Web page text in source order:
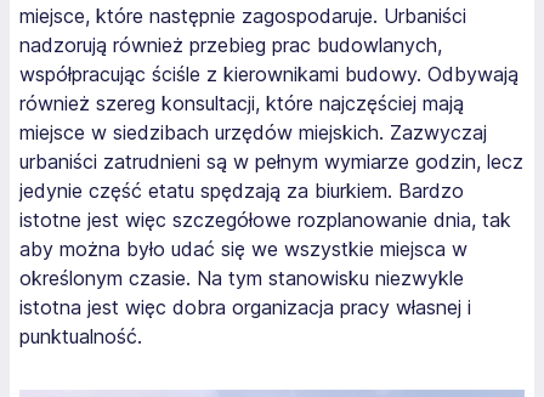
miejsce, które następnie zagospodaruje. Urbaniści
nadzorują również przebieg prac budowlanych,
współpracując ściśle z kierownikami budowy. Odbywają
również szereg konsultacji, które najczęściej mają
miejsce w siedzibach urzędów miejskich. Zazwyczaj
urbaniści zatrudnieni są w pełnym wymiarze godzin, lecz
jedynie część etatu spędzają za biurkiem. Bardzo
istotne jest więc szczegółowe rozplanowanie dnia, tak
aby można było udać się we wszystkie miejsca w
określonym czasie. Na tym stanowisku niezwykle
istotna jest więc dobra organizacja pracy własnej i
punktualność.